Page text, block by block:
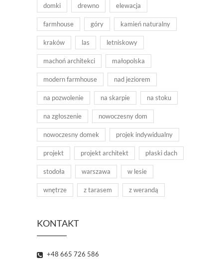
domki drewno elewacja
farmhouse góry kamień naturalny
kraków las letniskowy
machoń architekci małopolska
modern farmhouse nad jeziorem
na pozwolenie na skarpie na stoku
na zgłoszenie nowoczesny dom
nowoczesny domek projek indywidualny
projekt projekt architekt płaski dach
stodoła warszawa w lesie
wnętrze z tarasem z werandą
KONTAKT
+48 665 726 586